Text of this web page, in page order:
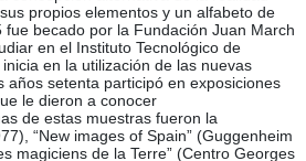
propios elementos y un alfabeto de
fue becado por la Fundación Juan March
en el Instituto Tecnológico de
en la utilización de las nuevas
años setenta participó en exposiciones
le dieron a conocer
de estas muestras fueron la
“New images of Spain” (Guggenheim
magiciens de la Terre” (Centro Georges